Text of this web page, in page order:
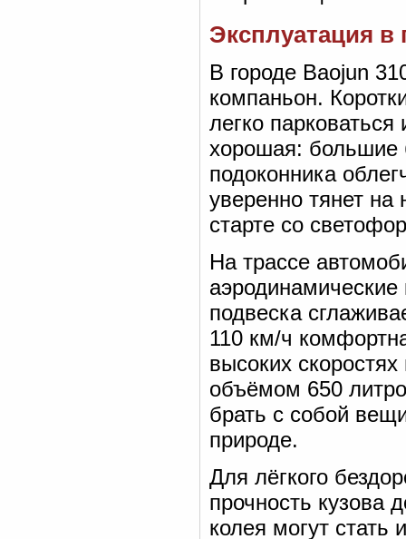
Эксплуатация в
В городе Baojun
компаньон.
легко
хорошая: большие
подоконника
уверенно тянет на
старте со
На трассе
подвеска
110 км/ч
высоких
объёмом 650
брать с собой
природе.
Для лёгкого
прочность кузова
колея могут